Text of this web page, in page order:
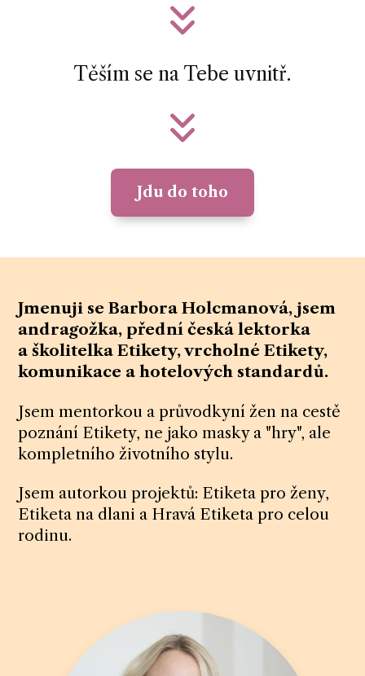
Těším se na Tebe uvnitř.
Jdu do toho
Jmenuji se Barbora Holcmanová, jsem
andragožka, přední česká lektorka
a školitelka Etikety, vrcholné Etikety,
komunikace a hotelových standardů.
Jsem mentorkou a průvodkyní žen na cestě
poznání Etikety, ne jako masky a "hry", ale
kompletního životního stylu.
Jsem autorkou projektů: Etiketa pro ženy,
Etiketa na dlani a Hravá Etiketa pro celou
rodinu.